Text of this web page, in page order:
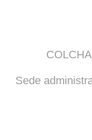
Sede